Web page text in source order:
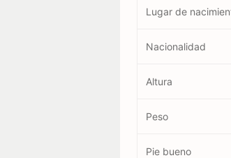
Lugar de
Nacionalidad
Altura
Peso
Pie bueno